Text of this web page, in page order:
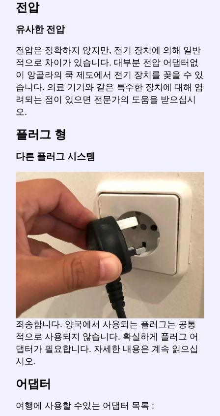
전압
유사한 전압
전압은 정확하지 않지만, 전기 장치에 의해 일반
적으로 차이가 있습니다. 대부분 전압 어댑터없
이 앙골라의 쿡 제도에서 전기 장치를 꽂을 수 있
습니다. 의료 기기와 같은 특수한 장치에 대해 염
려되는 점이 있으면 전문가의 도움을 받으십시
오.
플러그 형
다른 플러그 시스템
죄송합니다. 양국에서 사용되는 플러그는 공통
적으로 사용되지 않습니다. 확실하게 플러그 어
댑터가 필요합니다. 자세한 내용은 계속 읽으십
시오.
어댑터
여행에 사용할 수있는 어댑터 목록 :